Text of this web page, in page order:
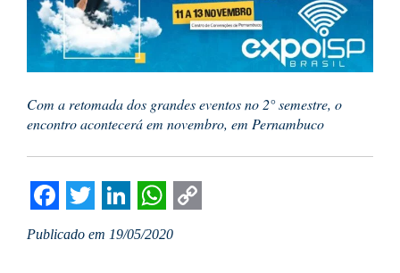
Com a retomada dos grandes eventos no 2° semestre, o
encontro acontecerá em novembro, em Pernambuco
Facebook
Twitter
LinkedIn
WhatsApp
Publicado em 19/05/2020